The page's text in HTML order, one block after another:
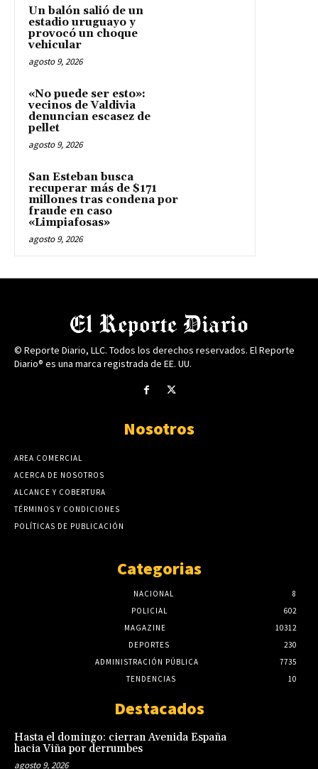
Un balón salió de un
estadio uruguayo y
provocó un choque
vehicular
agosto 9, 2026
«No puede ser esto»:
vecinos de Valdivia
denuncian escasez de
pellet
agosto 9, 2026
San Esteban busca
recuperar más de $171
millones tras condena por
fraude en caso
«Limpiafosas»
agosto 9, 2026
© Reporte Diario, LLC. Todos los derechos reservados. El Reporte
Diario® es una marca registrada de EE. UU.
Nosotros
AREA COMERCIAL
ACERCA DE NOSOTROS
ALCANCE Y COBERTURA
TÉRMINOS Y CONDICIONES
POLÍTICAS DE PUBLICACIÓN
Categorias
NACIONAL
8
POLICIAL
602
MAGAZINE
10312
DEPORTES
230
ADMINISTRACIÓN PÚBLICA
7735
TENDENCIAS
10
Destacados
Hasta el domingo: cierran Avenida España
hacia Viña por derrumbes
agosto 9, 2026